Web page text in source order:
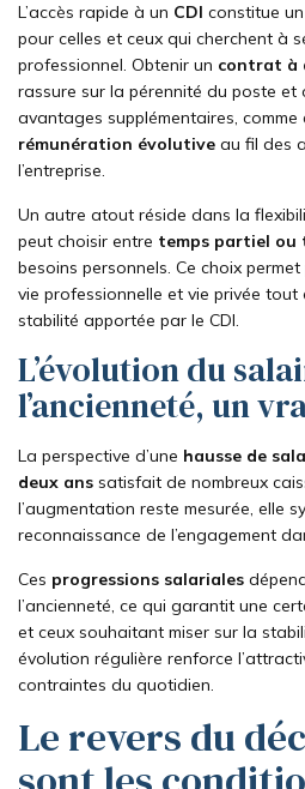
L’accès rapide à un CDI constitue
pour celles et ceux qui cherchent à
professionnel. Obtenir un contrat à
rassure sur la pérennité du poste et
avantages supplémentaires, comme
rémunération évolutive au fil des
l’entreprise.
Un autre atout réside dans la
peut choisir entre temps partiel ou
besoins personnels. Ce choix
vie professionnelle et vie privée
stabilité apportée par le CDI.
L’évolution du
l’ancienneté, un
La perspective d’une hausse de
deux ans satisfait de nombreux
l’augmentation reste mesurée, elle
reconnaissance de l’engagement
Ces progressions salariales
l’ancienneté, ce qui garantit une
et ceux souhaitant miser sur la
évolution régulière renforce
contraintes du quotidien.
Le revers du